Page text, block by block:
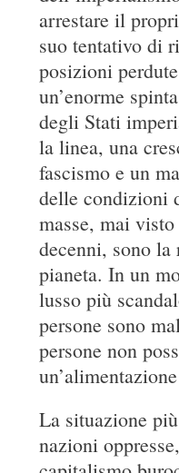
arrestare il
suo tentativo di
posizioni
un’enorme
degli Stati
la linea, una
fascismo e un
delle condizioni
masse, mai
decenni, sono
pianeta. In un
lusso più
persone sono
persone non
La situazione
nazioni